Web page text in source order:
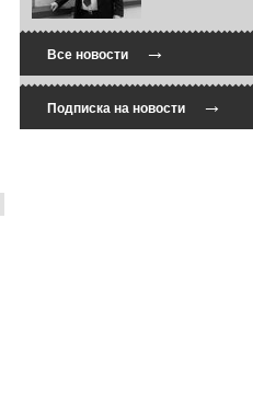
Все новости→
Подписка на новости→